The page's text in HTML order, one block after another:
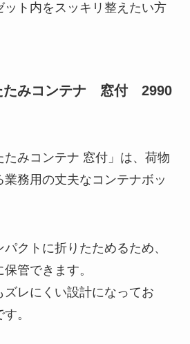
ト内をスッキリ整えたい方
たみコンテナ 窓付 2990
みコンテナ 窓付」は、荷物
務用の丈夫なコンテナボッ
クトに折りたためるため、
管できます。
ズレにくい設計になってお
。